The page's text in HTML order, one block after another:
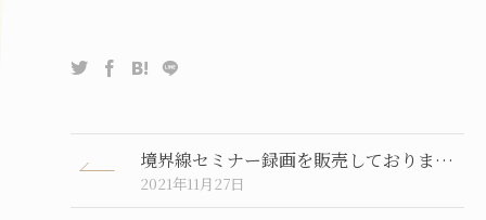
境界線セミナー録画を販売しております。
2021年11月27日